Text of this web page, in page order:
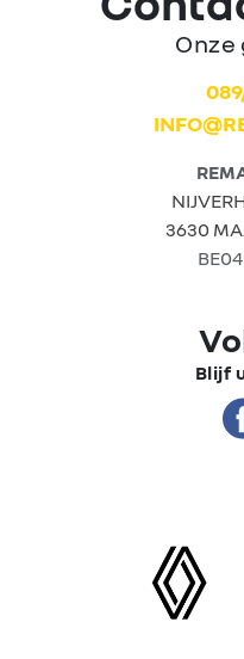
Onze
3630
Blijf